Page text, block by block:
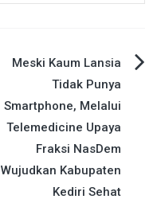
Meski Kaum Lansia
Tidak Punya
Smartphone, Melalui
Telemedicine Upaya
Fraksi NasDem
Wujudkan Kabupaten
Kediri Sehat